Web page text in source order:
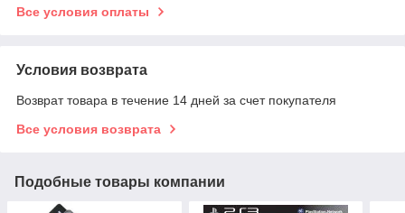
Все условия оплаты
Условия возврата
Возврат товара в течение 14 дней за счет покупателя
Все условия возврата
Подобные товары компании